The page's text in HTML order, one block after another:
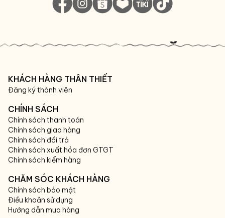
KHÁCH HÀNG THÂN THIẾT
Đăng ký thành viên
CHÍNH SÁCH
Chính sách thanh toán
Chính sách giao hàng
Chính sách đổi trả
Chính sách xuất hóa đơn GTGT
Chính sách kiểm hàng
CHĂM SÓC KHÁCH HÀNG
Chính sách bảo mật
Điều khoản sử dụng
Hướng dẫn mua hàng